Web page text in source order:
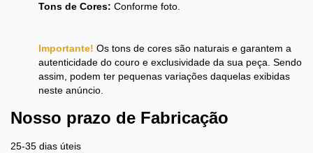
Tons de Cores: Conforme foto.
Importante! Os tons de cores são naturais e garantem a
autenticidade do couro e exclusividade da sua peça. Sendo
assim, podem ter pequenas variações daquelas exibidas
neste anúncio.
Nosso prazo de Fabricação
25-35 dias úteis